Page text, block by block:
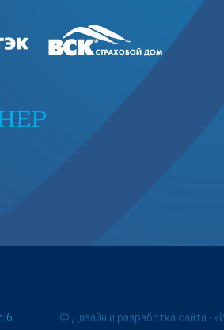
© Дизайн и разработка сайта -